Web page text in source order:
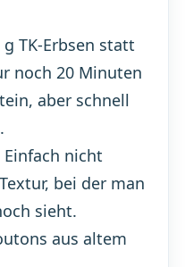
g TK-Erbsen statt
noch 20 Minuten
aber schnell
Einfach nicht
bei der man
sieht.
aus altem